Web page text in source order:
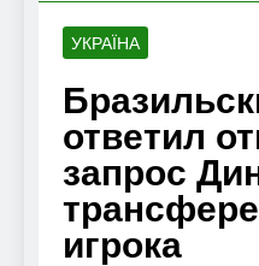
УКРАЇНА
ответил
запрос
игрока